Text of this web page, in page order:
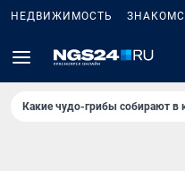
НЕДВИЖИМОСТЬ
Какие чудо-грибы собирают в